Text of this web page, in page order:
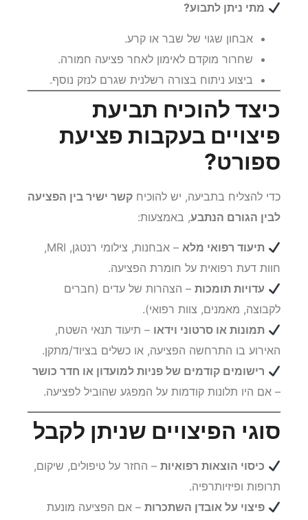
מתי ניתן לתבוע?
אבחון שגוי של שבר או קרע.
שחרור מוקדם לאימון לאחר פציעה חמורה.
ביצוע ניתוח בצורה רשלנית שגרם לנזק נוסף.
כיצד להוכיח תביעת
פיצויים בעקבות פציעת
ספורט?
כדי להצליח בתביעה, יש להוכיח קשר ישיר בין הפציעה
לבין הגורם הנתבע, באמצעות:
תיעוד רפואי מלא
– אבחנות, צילומי רנטגן, MRI,
חוות דעת רפואית על חומרת הפציעה.
עדויות תומכות – הצהרות של עדים (חברים
לקבוצה, מאמנים, צוות רפואי).
תמונות או סרטוני וידאו – תיעוד תנאי השטח,
האירוע בו התרחשה הפציעה, או כשלים בציוד/מתקן.
רישומים קודמים של פניות למועדון או חדר כושר
– אם היו תלונות קודמות על המפגע שהוביל לפציעה.
סוגי הפיצויים שניתן לקבל
כיסוי הוצאות רפואיות – החזר על טיפולים, שיקום,
תרופות ופיזיותרפיה.
פיצוי על אובדן השתכרות – אם הפציעה מונעת